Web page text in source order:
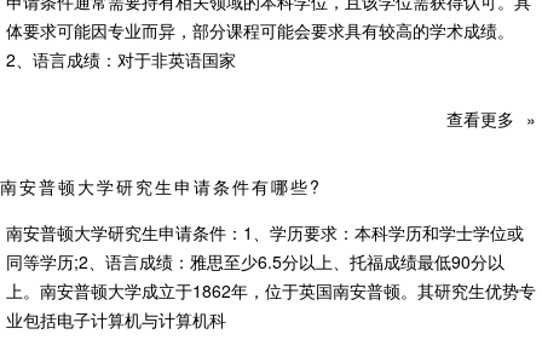
体要求可能因专业而异，部分课程可能会要求具有较高的学术成绩。
2、语言成绩：对于非英语国家
查看更多 »
南安普顿大学研究生申请条件有哪些?
南安普顿大学研究生申请条件：1、学历要求：本科学历和学士学位或
同等学历;2、语言成绩：雅思至少6.5分以上、托福成绩最低90分以
上。南安普顿大学成立于1862年，位于英国南安普顿。其研究生优势专
业包括电子计算机与计算机科